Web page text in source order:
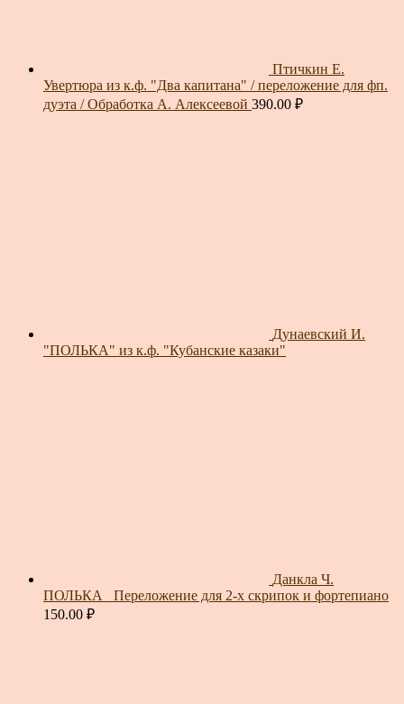
Птичкин Е.
Увертюра из к.ф. "Два капитана" / переложение для фп.
дуэта / Обработка А. Алексеевой 390.00 ₽
Дунаевский И.
"ПОЛЬКА" из к.ф. "Кубанские казаки"
Данкла Ч.
ПОЛЬКА_ Переложение для 2-х скрипок и фортепиано
150.00 ₽